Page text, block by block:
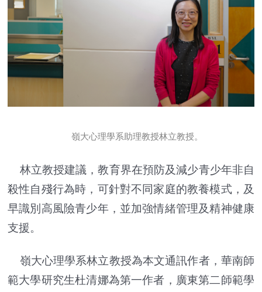
嶺大心理學系助理教授林立教授。
林立教授建議，教育界在預防及減少青少年非自
殺性自殘行為時，可針對不同家庭的教養模式，及
早識別高風險青少年，並加強情緒管理及精神健康
支援。
嶺大心理學系林立教授為本文通訊作者，華南師
範大學研究生杜清娜為第一作者，廣東第二師範學